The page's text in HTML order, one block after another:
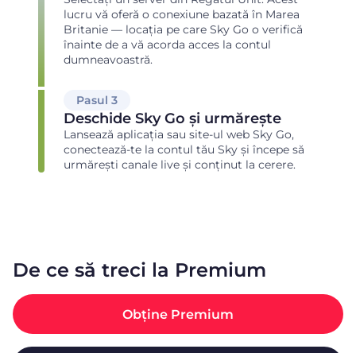
lucru vă oferă o conexiune bazată în Marea
Britanie — locația pe care Sky Go o verifică
înainte de a vă acorda acces la contul
dumneavoastră.
Pasul 3
Deschide Sky Go și urmărește
Lansează aplicația sau site-ul web Sky Go,
conectează-te la contul tău Sky și începe să
urmărești canale live și conținut la cerere.
De ce să treci la Premium
Obține Premium